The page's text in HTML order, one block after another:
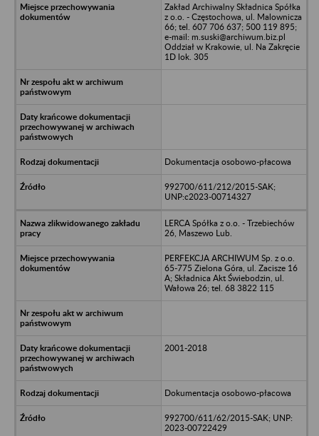
Zakład Archiwalny Składnica Spółka
z o.o. - Częstochowa, ul. Malownicza
66; tel. 607 706 637; 500 119 895;
e-mail: m.suski@archiwum.biz.pl
Oddział w Krakowie, ul. Na Zakręcie
1D lok. 305
Dokumentacja osobowo-płacowa
992700/611/212/2015-SAK;
UNP:c2023-00714327
LERCA Spółka z o.o. - Trzebiechów
26, Maszewo Lub.
PERFEKCJA ARCHIWUM Sp. z o.o.
65-775 Zielona Góra, ul. Zacisze 16
A; Składnica Akt Świebodzin, ul.
Wałowa 26; tel. 68 3822 115
2001-2018
Dokumentacja osobowo-płacowa
992700/611/62/2015-SAK; UNP:
2023-00722429